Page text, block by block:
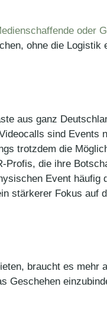
oder
ohne die Logistik
aus ganz
sind Events
trotzdem die
die ihre
Event häufig
stärkerer Fokus auf
braucht es mehr
Geschehen